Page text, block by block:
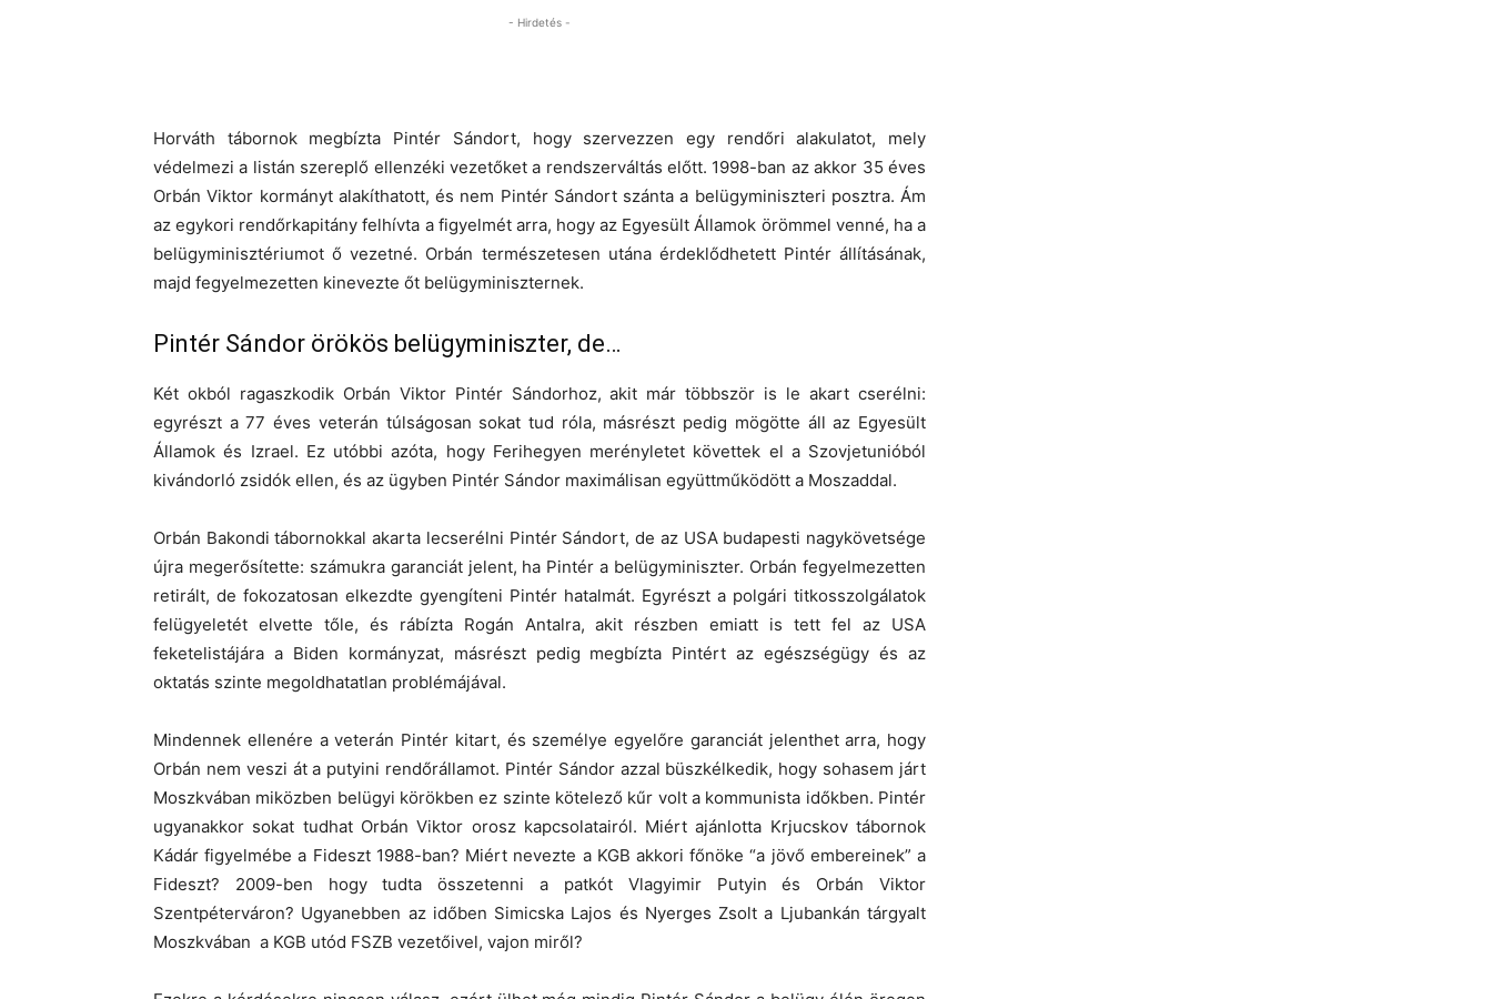
- Hirdetés -
Horváth tábornok megbízta Pintér Sándort, hogy szervezzen egy rendőri alakulatot, mely
védelmezi a listán szereplő ellenzéki vezetőket a rendszerváltás előtt. 1998-ban az akkor 35 éves
Orbán Viktor kormányt alakíthatott, és nem Pintér Sándort szánta a belügyminiszteri posztra. Ám
az egykori rendőrkapitány felhívta a figyelmét arra, hogy az Egyesült Államok örömmel venné, ha a
belügyminisztériumot ő vezetné. Orbán természetesen utána érdeklődhetett Pintér állításának,
majd fegyelmezetten kinevezte őt belügyminiszternek.
Pintér Sándor örökös belügyminiszter, de…
Két okból ragaszkodik Orbán Viktor Pintér Sándorhoz, akit már többször is le akart cserélni:
egyrészt a 77 éves veterán túlságosan sokat tud róla, másrészt pedig mögötte áll az Egyesült
Államok és Izrael. Ez utóbbi azóta, hogy Ferihegyen merényletet követtek el a Szovjetunióból
kivándorló zsidók ellen, és az ügyben Pintér Sándor maximálisan együttműködött a Moszaddal.
Orbán Bakondi tábornokkal akarta lecserélni Pintér Sándort, de az USA budapesti nagykövetsége
újra megerősítette: számukra garanciát jelent, ha Pintér a belügyminiszter. Orbán fegyelmezetten
retirált, de fokozatosan elkezdte gyengíteni Pintér hatalmát. Egyrészt a polgári titkosszolgálatok
felügyeletét elvette tőle, és rábízta Rogán Antalra, akit részben emiatt is tett fel az USA
feketelistájára a Biden kormányzat, másrészt pedig megbízta Pintért az egészségügy és az
oktatás szinte megoldhatatlan problémájával.
Mindennek ellenére a veterán Pintér kitart, és személye egyelőre garanciát jelenthet arra, hogy
Orbán nem veszi át a putyini rendőrállamot. Pintér Sándor azzal büszkélkedik, hogy sohasem járt
Moszkvában miközben belügyi körökben ez szinte kötelező kűr volt a kommunista időkben. Pintér
ugyanakkor sokat tudhat Orbán Viktor orosz kapcsolatairól. Miért ajánlotta Krjucskov tábornok
Kádár figyelmébe a Fideszt 1988-ban? Miért nevezte a KGB akkori főnöke “a jövő embereinek” a
Fideszt? 2009-ben hogy tudta összetenni a patkót Vlagyimir Putyin és Orbán Viktor
Szentpéterváron? Ugyanebben az időben Simicska Lajos és Nyerges Zsolt a Ljubankán tárgyalt
Moszkvában a KGB utód FSZB vezetőivel, vajon miről?